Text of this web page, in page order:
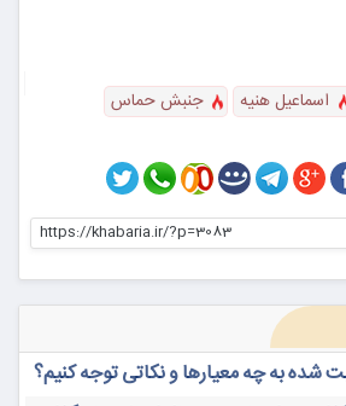
اسماعیل هنیه
جنبش حماس
https://khabaria.ir/?p=3083
شده به چه معیارها و نکاتی توجه کنیم؟